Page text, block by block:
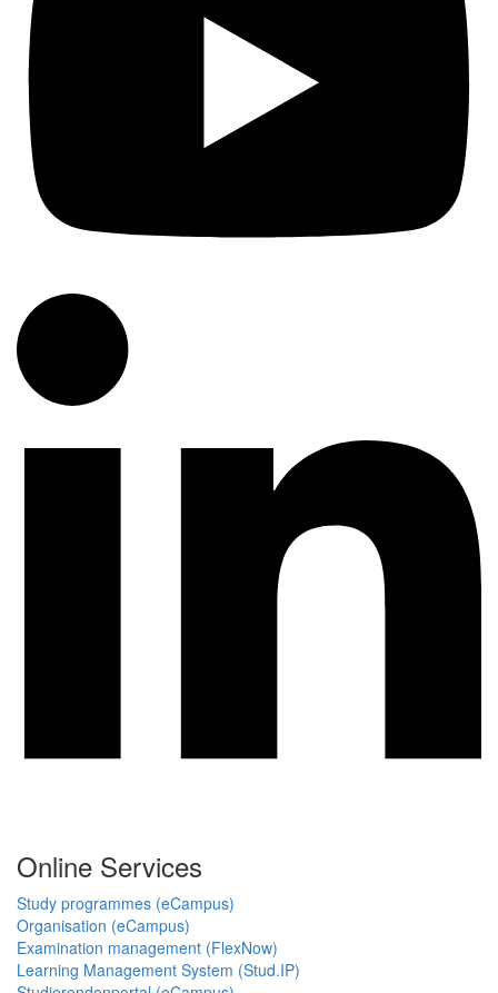
Online Services
Study programmes (eCampus)
Organisation (eCampus)
Examination management (FlexNow)
Learning Management System (Stud.IP)